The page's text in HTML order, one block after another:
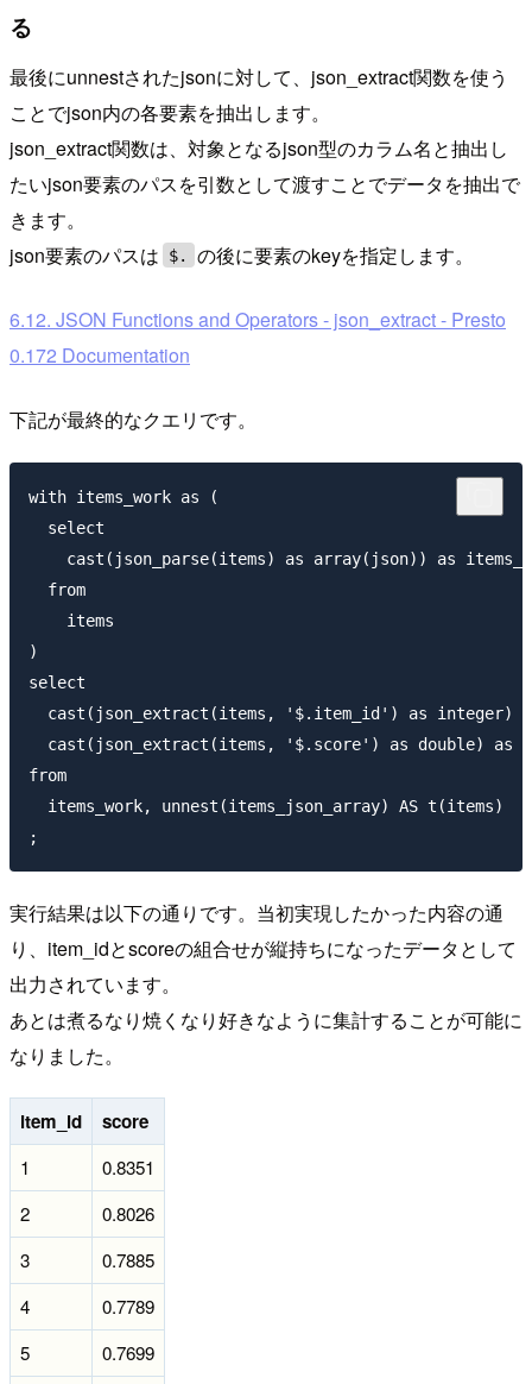
る
最後にunnestされたjsonに対して、json_extract関数を使う
ことでjson内の各要素を抽出します。
json_extract関数は、対象となるjson型のカラム名と抽出し
たいjson要素のパスを引数として渡すことでデータを抽出で
きます。
json要素のパスは
$. の後に要素のkeyを指定します。
6.12. JSON Functions and Operators - json_extract - Presto
0.172 Documentation
下記が最終的なクエリです。
with items_work as (
  select
cast(json_parse(items) as array(json)) as
  from
    items
)
select
cast(json_extract(items, '$.item_id') as integer)
cast(json_extract(items, '$.score') as double) as
from
  items_work, unnest(items_json_array) AS t(items)
実行結果は以下の通りです。当初実現したかった内容の通
り、item_idとscoreの組合せが縦持ちになったデータとして
出力されています。
あとは煮るなり焼くなり好きなように集計することが可能に
なりました。
item_id score
1
0.8351
2
0.8026
3
0.7885
4
0.7789
5
0.7699